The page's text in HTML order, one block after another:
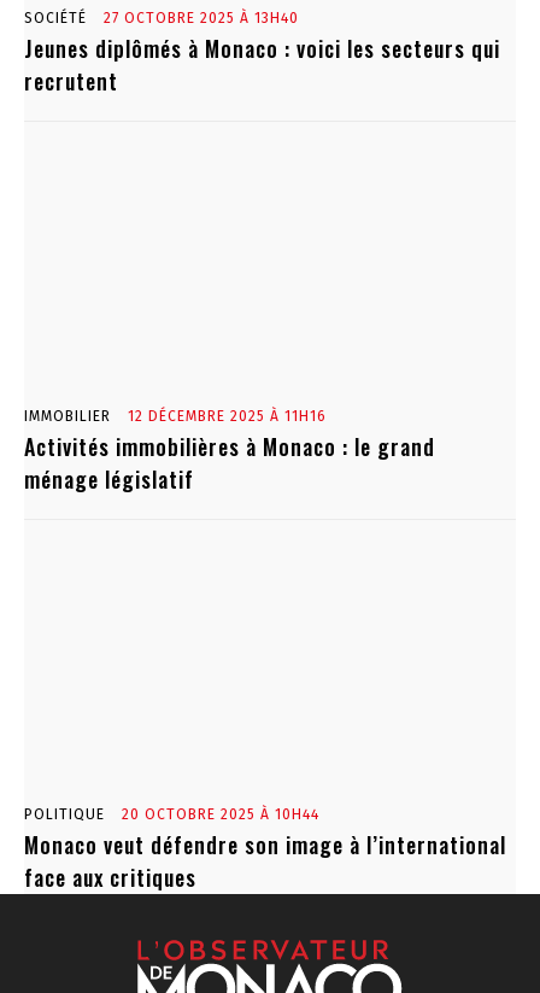
SOCIÉTÉ 27 OCTOBRE 2025 À 13H40
Jeunes diplômés à Monaco : voici les secteurs qui
recrutent
IMMOBILIER 12 DÉCEMBRE 2025 À 11H16
Activités immobilières à Monaco : le grand
ménage législatif
POLITIQUE 20 OCTOBRE 2025 À 10H44
Monaco veut défendre son image à l’international
face aux critiques